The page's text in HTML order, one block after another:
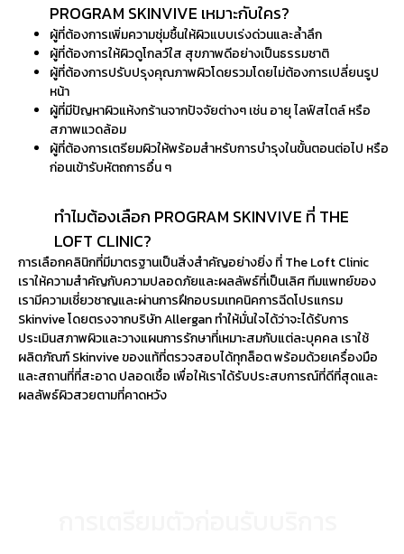
PROGRAM SKINVIVE เหมาะกับใคร?
ผู้ที่ต้องการเพิ่มความชุ่มชื้นให้ผิวแบบเร่งด่วนและล้ำลึก
ผู้ที่ต้องการให้ผิวดูโกลว์ใส สุขภาพดีอย่างเป็นธรรมชาติ
ผู้ที่ต้องการปรับปรุงคุณภาพผิวโดยรวมโดยไม่ต้องการเปลี่ยนรูป
หน้า
ผู้ที่มีปัญหาผิวแห้งกร้านจากปัจจัยต่างๆ เช่น อายุ ไลฟ์สไตล์ หรือ
สภาพแวดล้อม
ผู้ที่ต้องการเตรียมผิวให้พร้อมสำหรับการบำรุงในขั้นตอนต่อไป หรือ
ก่อนเข้ารับหัตถการอื่น ๆ
ทำไมต้องเลือก PROGRAM SKINVIVE ที่ THE
LOFT CLINIC?
การเลือกคลินิกที่มีมาตรฐานเป็นสิ่งสำคัญอย่างยิ่ง ที่ The Loft Clinic
เราให้ความสำคัญกับความปลอดภัยและผลลัพธ์ที่เป็นเลิศ ทีมแพทย์ของ
เรามีความเชี่ยวชาญและผ่านการฝึกอบรมเทคนิคการฉีดโปรแกรม
Skinviveโดยตรงจากบริษัท Allergan ทำให้มั่นใจได้ว่าจะได้รับการ
ประเมินสภาพผิวและวางแผนการรักษาที่เหมาะสมกับแต่ละบุคคล เราใช้
ผลิตภัณฑ์Skinviveของแท้ที่ตรวจสอบได้ทุกล็อต พร้อมด้วยเครื่องมือ
และสถานที่ที่สะอาด ปลอดเชื้อ เพื่อให้เราได้รับประสบการณ์ที่ดีที่สุดและ
ผลลัพธ์ผิวสวยตามที่คาดหวัง